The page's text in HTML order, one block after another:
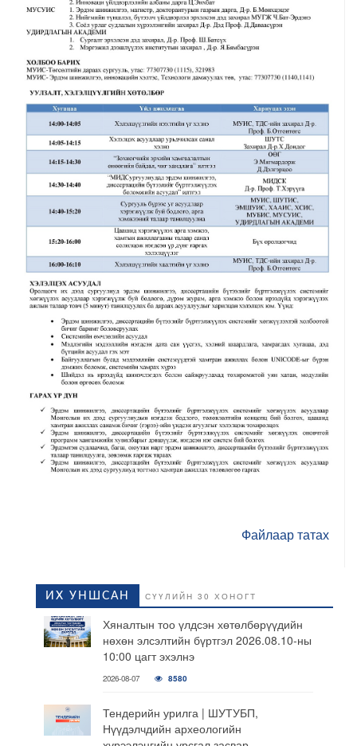
Файлаар татах
ИХ УНШСАН СҮҮЛИЙН 30 ХОНОГТ
Хяналтын тоо үлдсэн хөтөлбөрүүдийн
нөхөн элсэлтийн бүртгэл 2026.08.10-ны
10:00 цагт эхэлнэ
2026-08-07 8580
Тендерийн урилга | ШУТУБП,
Нүүдэлчдийн археологийн